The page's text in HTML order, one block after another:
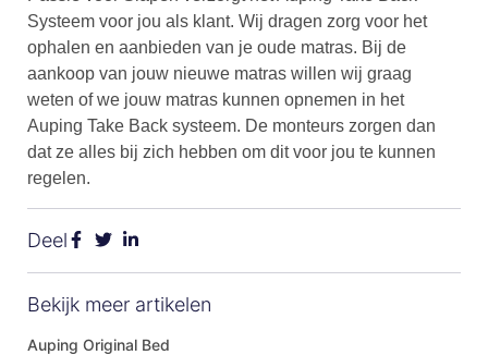
Systeem voor jou als klant. Wij dragen zorg voor het
ophalen en aanbieden van je oude matras. Bij de
aankoop van jouw nieuwe matras willen wij graag
weten of we jouw matras kunnen opnemen in het
Auping Take Back systeem. De monteurs zorgen dan
dat ze alles bij zich hebben om dit voor jou te kunnen
regelen.
Deel
Bekijk meer artikelen
Auping Original Bed